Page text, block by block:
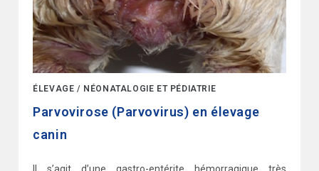
ÉLEVAGE / NÉONATALOGIE ET PÉDIATRIE
Parvovirose (Parvovirus) en élevage
canin